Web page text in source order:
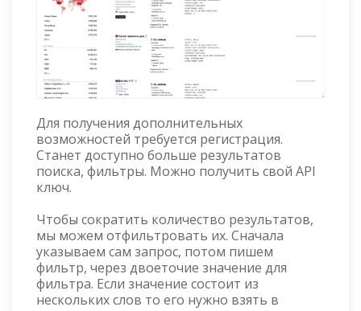
Для получения дополнительных
возможностей требуется регистрация.
Станет доступно больше результатов
поиска, фильтры. Можно получить свой API
ключ.
Чтобы сократить количество результатов,
мы можем отфильтровать их. Сначала
указываем сам запрос, потом пишем
фильтр, через двоеточие значение для
фильтра. Если значение состоит из
нескольких слов то его нужно взять в